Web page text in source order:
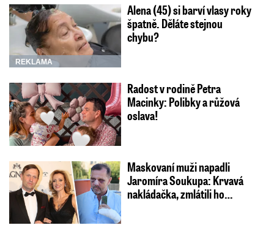
REKLAMA
Alena (45) si barví vlasy roky
špatně. Děláte stejnou
chybu?
Radost v rodině Petra
Macinky: Polibky a růžová
oslava!
Maskovaní muži napadli
Jaromíra Soukupa: Krvavá
nakládačka, zmlátili ho…